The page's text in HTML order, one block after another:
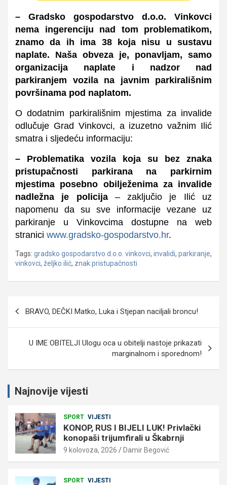
– Gradsko gospodarstvo d.o.o. Vinkovci
nema ingerenciju nad tom problematikom,
znamo da ih ima 38 koja nisu u sustavu
naplate. Naša obveza je, ponavljam, samo
organizacija naplate i nadzor nad
parkiranjem vozila na javnim parkirališnim
površinama pod naplatom.
O dodatnim parkirališnim mjestima za invalide
odlučuje Grad Vinkovci, a izuzetno važnim Ilić
smatra i sljedeću informaciju:
– Problematika vozila koja su bez znaka
pristupačnosti parkirana na parkirnim
mjestima posebno obilježenima za invalide
nadležna je policija– zaključio je Ilić uz
napomenu da su sve informacije vezane uz
parkiranje u Vinkovcima dostupne na web
stranici www.gradsko-gospodarstvo.hr.
Tags: gradsko gospodarstvo d.o.o. vinkovci, invalidi, parkiranje,
vinkovci, željko ilić, znak pristupačnosti
Navigacija
BRAVO, DEČKI Matko, Luka i Stjepan naciljali broncu!
U IME OBITELJI Ulogu oca u obitelji nastoje prikazati
marginalnom i sporednom!
Najnovije vijesti
SPORT VIJESTI
KONOP, RUS I BIJELI LUK! Privlački
konopaši trijumfirali u Škabrnji
9 kolovoza, 2026 Damir Begović
SPORT VIJESTI